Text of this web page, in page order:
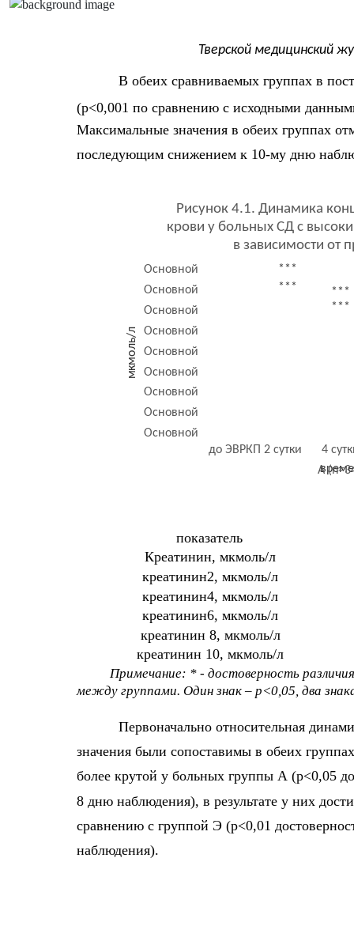
Тверской медицинский
В обеих сравниваемых группах в
(p<0,001 по сравнению с исходными
Максимальные значения в обеих группах
последующим снижением к 10-му дню
показатель
Креатинин, мкмоль/л
креатинин2, мкмоль/л
креатинин4, мкмоль/л
креатинин6, мкмоль/л
креатинин 8, мкмоль/л
креатинин 10, мкмоль/л
Примечание: * - достоверность
между группами. Один знак – p<0,05, два
Первоначально относительная
значения были сопоставимы в обеих
более крутой у больных группы А (p<0,05
8 дню наблюдения), в результате у них
сравнению с группой Э (p<0,01
наблюдения).
***
***
*** ***
Основной
Основной
Основной
Основной
Основной
Основной
Основной
Основной
Основной
до ЭВРКП 2 сутки 4
м
км
о
ль
/л
Рисунок 4.1. Динамика
крови у больных СД с
в зависимости от
А